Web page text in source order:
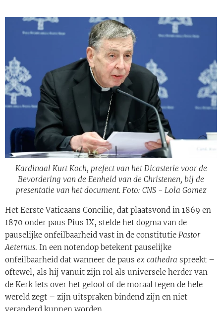
Kardinaal Kurt Koch, prefect van het Dicasterie voor de
Bevordering van de Eenheid van de Christenen, bij de
presentatie van het document. Foto: CNS - Lola Gomez
Het Eerste Vaticaans Concilie, dat plaatsvond in 1869 en
1870 onder paus Pius IX, stelde het dogma van de
pauselijke onfeilbaarheid vast in de constitutie Pastor
Aeternus. In een notendop betekent pauselijke
onfeilbaarheid dat wanneer de paus ex cathedra spreekt –
oftewel, als hij vanuit zijn rol als universele herder van
de Kerk iets over het geloof of de moraal tegen de hele
wereld zegt – zijn uitspraken bindend zijn en niet